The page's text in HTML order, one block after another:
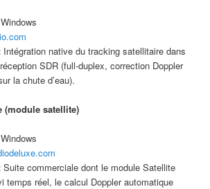
Windows
Intégration native du tracking satellitaire dans
SDR (full-duplex, correction Doppler
la chute d’eau).
(module satellite)
Windows
Suite commerciale dont le module Satellite
temps réel, le calcul Doppler automatique